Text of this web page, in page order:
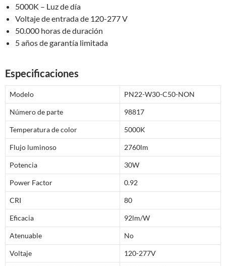
5000K – Luz de día
Voltaje de entrada de 120-277 V
50.000 horas de duración
5 años de garantía limitada
Especificaciones
Modelo PN22-W30-C50-NON
Número de parte 98817
Temperatura de color 5000K
Flujo luminoso 2760lm
Potencia 30W
Power Factor 0.92
CRI 80
Eficacia 92lm/W
Atenuable No
Voltaje 120-277V